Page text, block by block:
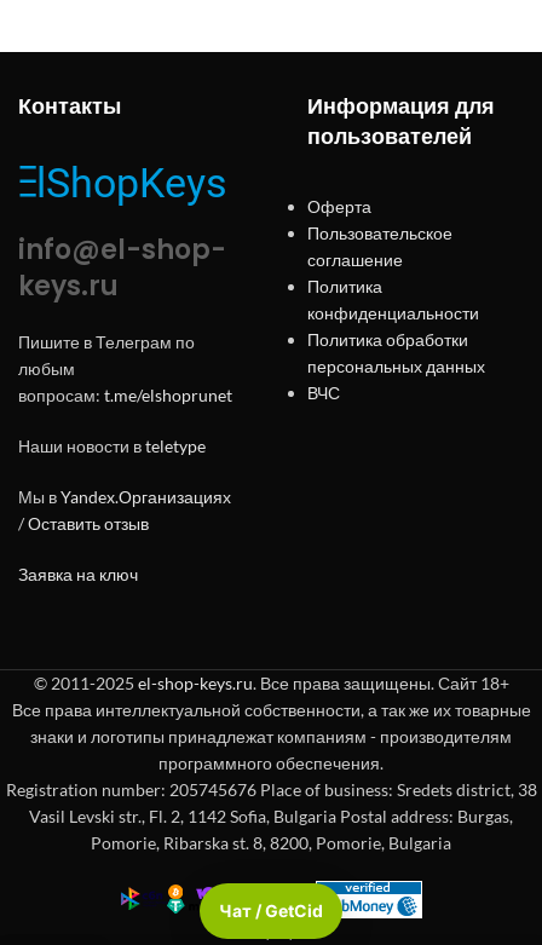
Контакты
info@el-shop-
keys.ru
Пишите в Телеграм по
любым
вопросам: t.me/elshoprunet
Наши новости вteletype
Мы вYandex.Организациях
/Оставить отзыв
Заявка на ключ
Информация для
пользователей
Оферта
Пользовательское
соглашение
Политика
конфиденциальности
Политика обработки
персональных данных
ВЧС
© 2011-2025 el-shop-keys.ru. Все права защищены. Сайт 18+
Все права интеллектуальной собственности, а так же их товарные
знаки и логотипы принадлежат компаниям - производителям
программного обеспечения.
Registration number: 205745676 Place of business: Sredets district, 38
Vasil Levski str., Fl. 2, 1142 Sofia, Bulgaria Postal address: Burgas,
Pomorie, Ribarska st. 8, 8200, Pomorie, Bulgaria
Чат / GetCid